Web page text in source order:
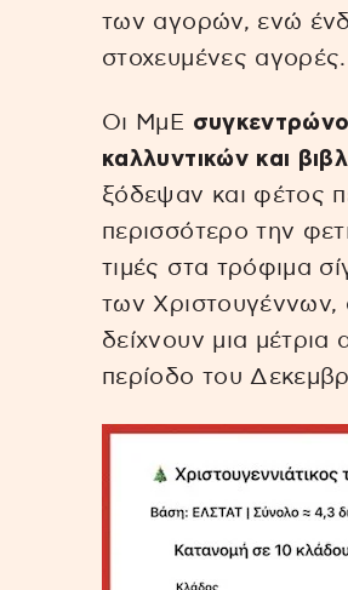
των αγορών, ενώ
στοχευμένες αγορές.
Οι ΜμΕ
καλλυντικών και
ξόδεψαν και φέτος
περισσότερο την
τιμές στα τρόφιμα
των Χριστουγέννων,
δείχνουν μια
περίοδο του